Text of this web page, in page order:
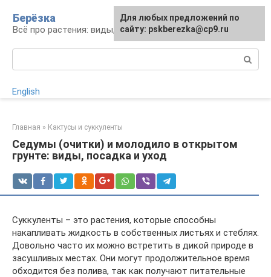
контенту
Берёзка
Всё про растения: виды, выращивание, уход
English
Главная » Кактусы и суккуленты
Седумы (очитки) и молодило в открытом
грунте: виды, посадка и уход
Суккуленты – это растения, которые способны
накапливать жидкость в собственных листьях и стеблях.
Довольно часто их можно встретить в дикой природе в
засушливых местах. Они могут продолжительное время
обходится без полива, так как получают питательные
Для любых предложений по
сайту: pskberezka@cp9.ru